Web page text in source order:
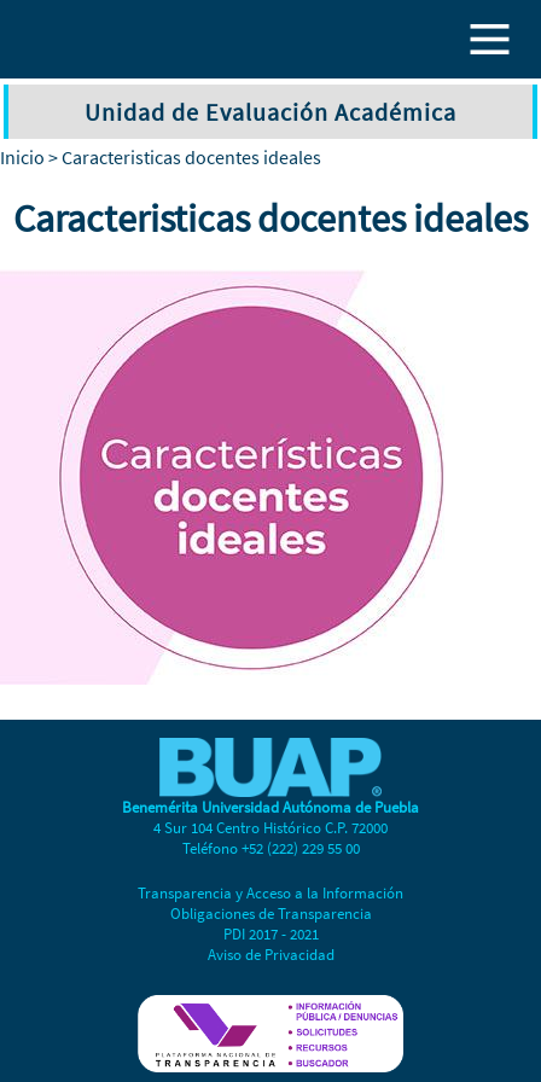
Unidad de Evaluación Académica
Inicio > Caracteristicas docentes ideales
Caracteristicas docentes ideales
Benemérita Universidad Autónoma de Puebla
4 Sur 104 Centro Histórico C.P. 72000
Teléfono +52 (222) 229 55 00
Transparencia y Acceso a la Información
Obligaciones de Transparencia
PDI 2017 - 2021
Aviso de Privacidad